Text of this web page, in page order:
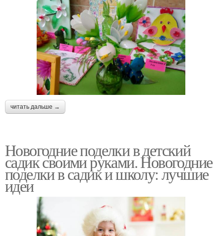
читать дальше →
Новогодние поделки в детский
садик своими руками. Новогодние
поделки в садик и школу: лучшие
идеи